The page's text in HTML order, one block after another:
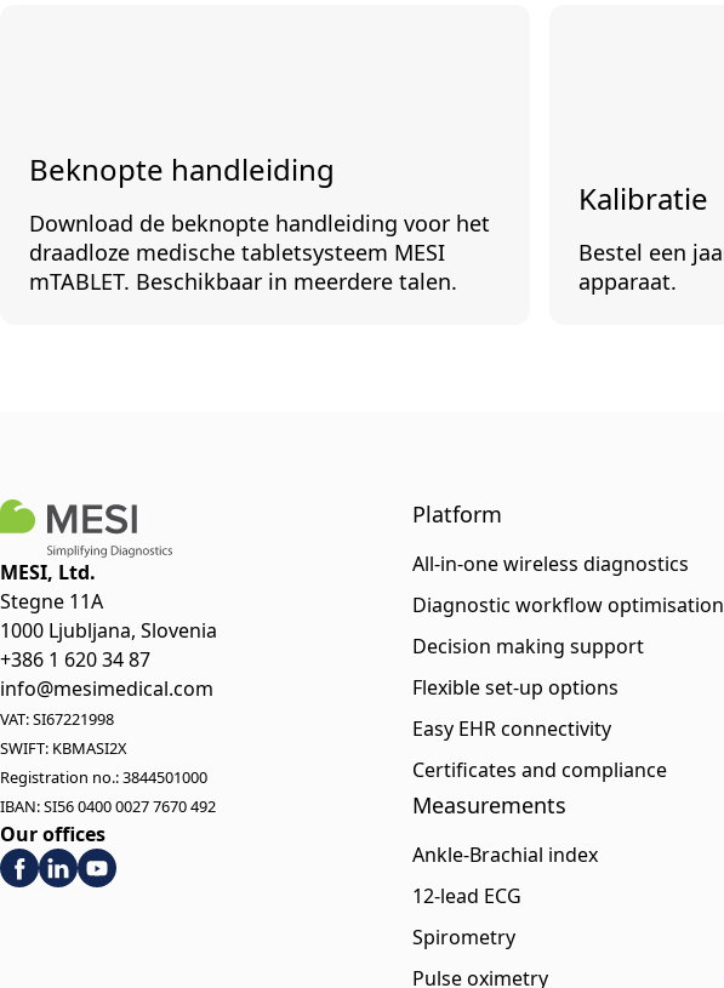
Beknopte handleiding
Download de beknopte handleiding voor het
draadloze medische tabletsysteem MESI
mTABLET. Beschikbaar in meerdere talen.
Kalibratie
Bestel een
apparaat.
MESI, Ltd.
Stegne 11A
1000 Ljubljana, Slovenia
+386 1 620 34 87
info@mesimedical.com
VAT: SI67221998
SWIFT: KBMASI2X
Registration no.: 3844501000
IBAN: SI56 0400 0027 7670 492
Our offices
Platform
All-in-one wireless diagnostics
Diagnostic workflow optimisation
Decision making support
Flexible set-up options
Easy EHR connectivity
Certificates and compliance
Measurements
Ankle-Brachial index
12-lead ECG
Spirometry
Pulse oximetry